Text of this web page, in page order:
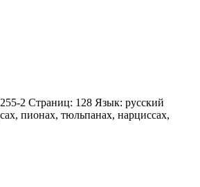
2 Страниц: 128 Язык: русский
пионах, тюльпанах, нарциссах,